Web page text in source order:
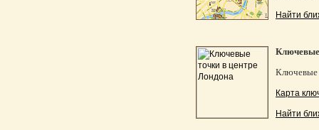
Найти
Ключевые
Ключевые
Карта
Найти